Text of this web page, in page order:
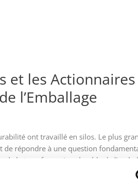
et les
l’Emballage
ont travaillé en silos. Le plus
de répondre à une question
la transformation durable de
pour créer un cadre solide pour les
est tout autant une stratégie